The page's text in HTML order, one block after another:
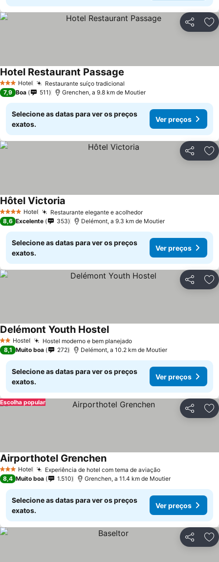
Partilhar
3 EstrelasHotel Restaurante suíço tradicional
Hotel Restaurant Passage
7,9 Boa 511 Grenchen, a 9.8 km de Moutier
Selecione as datas para ver os preços
exatos.
Ver preços
Partilhar
4 EstrelasHotel Restaurante elegante e acolhedor
Hôtel Victoria
8,6 Excelente 353 Delémont, a 9.3 km de Moutier
Selecione as datas para ver os preços
exatos.
Ver preços
Partilhar
2 Estrelas
Hostel Hostel moderno e bem planejado
Delémont Youth Hostel
8,1 Muito boa 272 Delémont, a 10.2 km de Moutier
Selecione as datas para ver os preços
exatos.
Ver preços
Partilhar
Escolha popular
3 EstrelasHotel Experiência de hotel com tema de aviação
Airporthotel Grenchen
8,4 Muito boa 1.510 Grenchen, a 11.4 km de Moutier
Selecione as datas para ver os preços
exatos.
Ver preços
Partilhar